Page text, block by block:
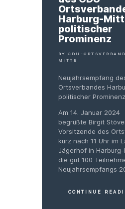
Harburg-
politischer
Prominenz
BY CDU-
MITTE
Neujahrsempfang
Ortsverbandes
politischer Prominenz
Am 14. Januar 2024
begrüßte Birgit
Vorsitzende des
kurz nach 11 Uhr im
Jägerhof in Harburg-
die gut 100
Neujahrsempfangs
CONTINUE